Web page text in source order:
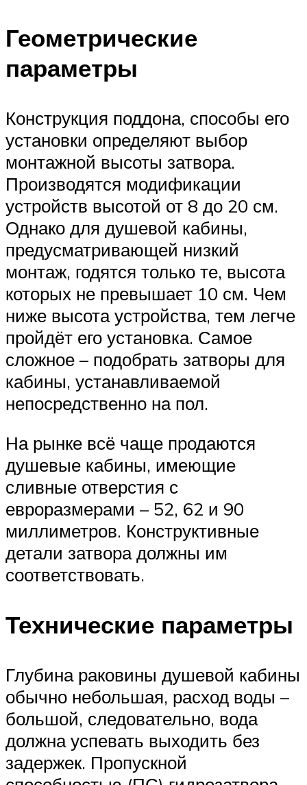
Геометрические
параметры
Конструкция поддона, способы его
установки определяют выбор
монтажной высоты затвора.
Производятся модификации
устройств высотой от 8 до 20 см.
Однако для душевой кабины,
предусматривающей низкий
монтаж, годятся только те, высота
которых не превышает 10 см. Чем
ниже высота устройства, тем легче
пройдёт его установка. Самое
сложное – подобрать затворы для
кабины, устанавливаемой
непосредственно на пол.
На рынке всё чаще продаются
душевые кабины, имеющие
сливные отверстия с
евроразмерами – 52, 62 и 90
миллиметров. Конструктивные
детали затвора должны им
соответствовать.
Технические параметры
Глубина раковины душевой кабины
обычно небольшая, расход воды –
большой, следовательно, вода
должна успевать выходить без
задержек. Пропускной